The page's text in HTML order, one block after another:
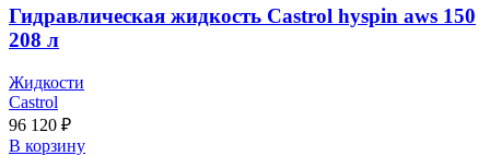
Гидравлическая жидкость Castrol hyspin aws 150
208 л
Жидкости
Castrol
96 120 ₽
В корзину